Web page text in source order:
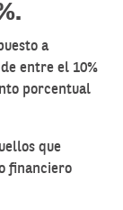
a
entre el 10%
porcentual
que
financiero